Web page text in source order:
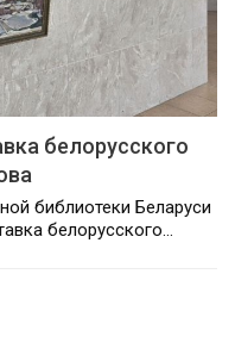
белорусского
библиотеки Беларуси
белорусского…